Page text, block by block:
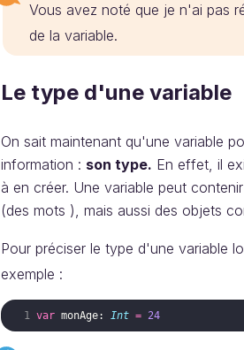
Vous avez noté que je n'ai pas
de la variable.
Le type d'une variable
On sait maintenant qu'une variable
information : son type. En effet, il
à en créer. Une variable peut
(des mots ), mais aussi des objets
Pour préciser le type d'une variable
exemple :
var monAge: Int = 24